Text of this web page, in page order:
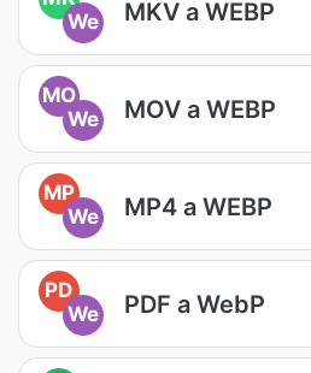
We
MKV a WEBP
MO
We
MOV a WEBP
MP
We
MP4 a WEBP
PD
We
PDF a WebP